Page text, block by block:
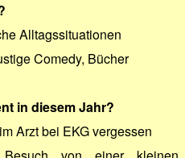
Alltagssituationen
Comedy, Bücher
in diesem Jahr?
Arzt bei EKG vergessen